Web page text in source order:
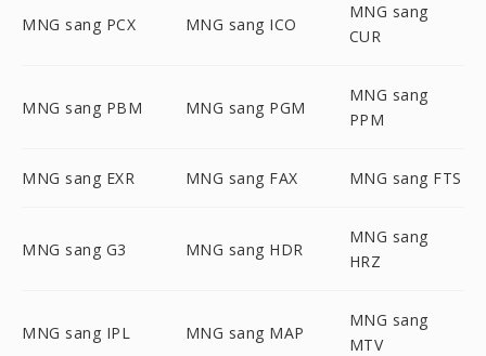
MNG sang PCX MNG sang ICO
MNG sang
CUR
MNG sang PBM MNG sang PGM
MNG sang
PPM
MNG sang EXR MNG sang FAX MNG sang FTS
MNG sang G3 MNG sang HDR
MNG sang
HRZ
MNG sang IPL MNG sang MAP
MNG sang
MTV